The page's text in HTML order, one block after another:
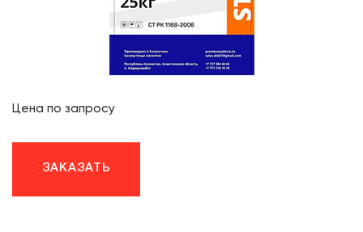
Цена по запросу
ЗАКАЗАТЬ